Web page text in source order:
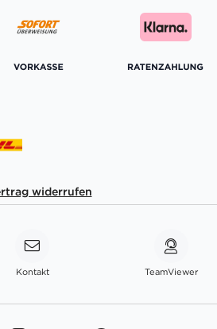
widerrufen
Kontakt TeamViewer